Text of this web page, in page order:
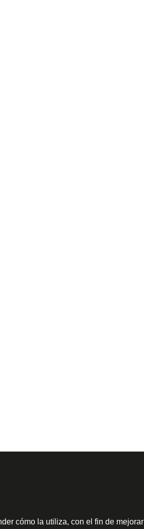
cómo la utiliza, con el fin de mejorar